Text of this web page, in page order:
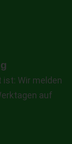
ist: Wir melden
auf